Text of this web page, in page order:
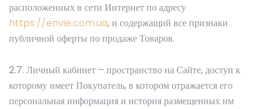
расположенных в сети Интернет по адресу
https://envie.com.ua, и содержащий все признаки
публичной оферты по продаже Товаров.
2.7. Личный кабинет – пространство на Сайте, доступ к
которому имеет Покупатель, в котором отражается его
персональная информация и история размещенных им